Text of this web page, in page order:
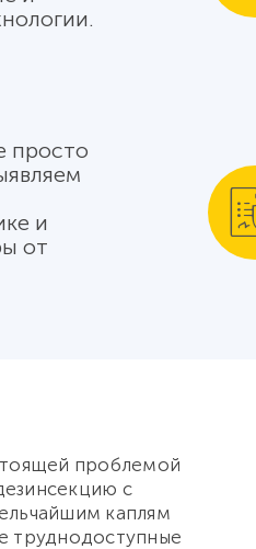
просто
и
от
проблемой
с
каплям
труднодоступные